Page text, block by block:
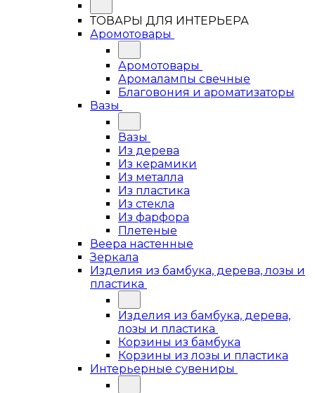
ТОВАРЫ ДЛЯ ИНТЕРЬЕРА
Аромотовары
Аромотовары
Аромалампы свечные
Благовония и ароматизаторы
Вазы
Вазы
Из дерева
Из керамики
Из металла
Из пластика
Из стекла
Из фарфора
Плетеные
Веера настенные
Зеркала
Изделия из бамбука, дерева, лозы и
пластика
Изделия из бамбука, дерева,
лозы и пластика
Корзины из бамбука
Корзины из лозы и пластика
Интерьерные сувениры